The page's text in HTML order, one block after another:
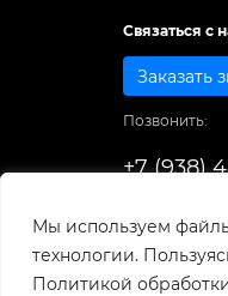
Мы используем
технологии.
Политикой
Связаться с
Заказать
Позвонить:
+7 (938)